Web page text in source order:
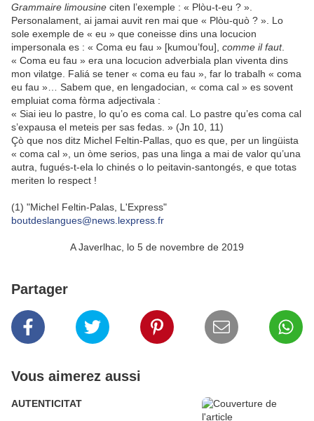
Grammaire limousine citen l’exemple : « Plòu-t-eu ? ».
Personalament, ai jamai auvit ren mai que « Plòu-quò ? ». Lo
sole exemple de « eu » que coneisse dins una locucion
impersonala es : « Coma eu fau » [kumou’fou], comme il faut.
« Coma eu fau » era una locucion adverbiala plan viventa dins
mon vilatge. Faliá se tener « coma eu fau », far lo trabalh « coma
eu fau »… Sabem que, en lengadocian, « coma cal » es sovent
empluiat coma fòrma adjectivala :
« Siai ieu lo pastre, lo qu’o es coma cal. Lo pastre qu’es coma cal
s’expausa el meteis per sas fedas. » (Jn 10, 11)
Çò que nos ditz Michel Feltin-Pallas, quo es que, per un lingüista
« coma cal », un òme serios, pas una linga a mai de valor qu’una
autra, fugués-t-ela lo chinés o lo peitavin-santongés, e que totas
meriten lo respect !
(1) "Michel Feltin-Palas, L'Express"
boutdeslangues@news.lexpress.fr
A Javerlhac, lo 5 de novembre de 2019
Partager
Vous aimerez aussi
AUTENTICITAT